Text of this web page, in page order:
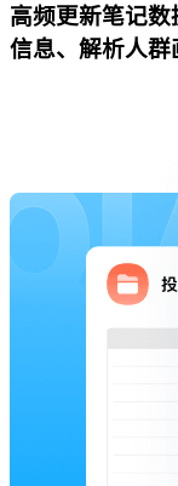
高频更新笔记
信息、解析人群